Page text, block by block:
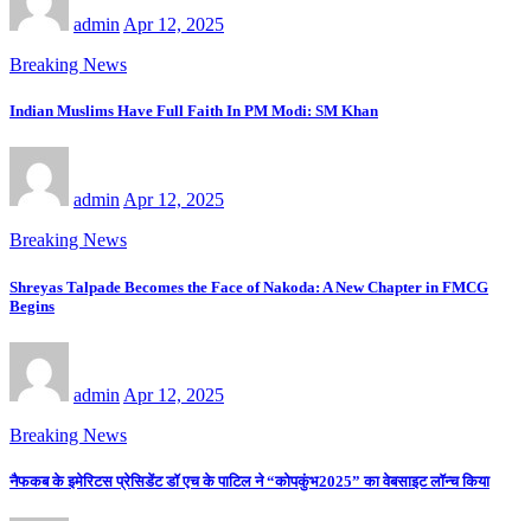
admin Apr 12, 2025
Breaking News
Indian Muslims Have Full Faith In PM Modi: SM Khan
admin Apr 12, 2025
Breaking News
Shreyas Talpade Becomes the Face of Nakoda: A New Chapter in FMCG
Begins
admin Apr 12, 2025
Breaking News
नैफकब के इमेरिटस प्रेसिडेंट डॉ एच के पाटिल ने “कोपकुंभ2025” का वेबसाइट लॉन्च किया